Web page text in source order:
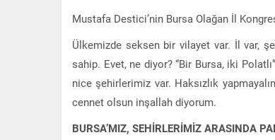
Mustafa Destici’nin Bursa Olağan İl
Ülkemizde seksen bir vilayet var. İl var,
sahip. Evet, ne diyor? “Bir Bursa, iki
nice şehirlerimiz var. Haksızlık
cennet olsun inşallah diyorum.
BURSA’MIZ, SEHİRLERİMİZ ARASINDA